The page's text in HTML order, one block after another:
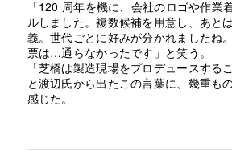
「120 周年を機に、会社のロゴや作業
ルしました。複数候補を用意し、あと
義。世代ごとに好みが分かれましたね
票は…通らなかったです」と笑う。
「芝橋は製造現場をプロデュースする
と渡辺氏から出たこの言葉に、幾重も
感じた。